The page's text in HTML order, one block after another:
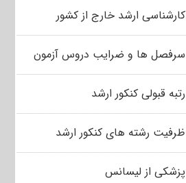
کارشناسی ارشد خارج از کشور
سرفصل ها و ضرایب دروس آزمون
رتبه قبولی کنکور ارشد
ظرفیت رشته های کنکور ارشد
پزشکی از لیسانس